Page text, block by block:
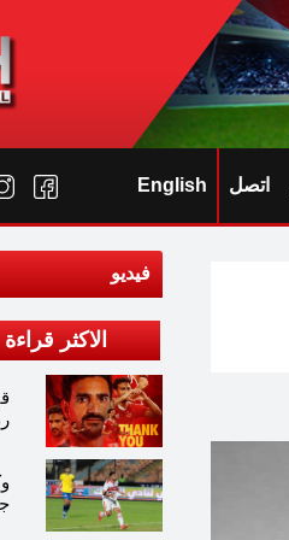
اتصل English
فيديو
الاكثر قراءة